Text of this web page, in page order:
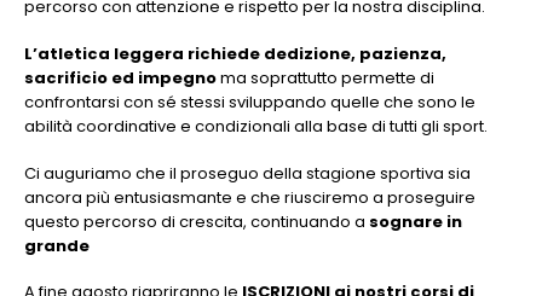
percorso con attenzione e rispetto per la nostra disciplina.
L’atletica leggera richiede dedizione, pazienza,
sacrificio ed impegnoma soprattutto permette di
confrontarsi con sé stessi sviluppando quelle che sono le
abilità coordinative e condizionali alla base di tutti gli sport.
Ci auguriamo che il proseguo della stagione sportiva sia
ancora più entusiasmante e che riusciremo a proseguire
questo percorso di crescita, continuando a sognare in
grande